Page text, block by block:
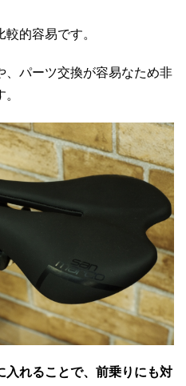
的容易です。
、パーツ交換が容易なため非
入れることで、前乗りにも対